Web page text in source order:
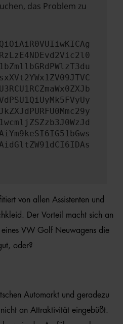
das Problem zu
von allen Assistenten und
Der Vorteil macht sich an
VW Golf Neuwagens die
oder?
Automarkt und geradezu
an Attraktivität eingebüßt.